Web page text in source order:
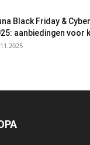
Black Friday &
aanbiedingen voor